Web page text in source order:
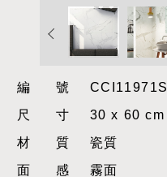
編號CCI11971S
尺寸30 x 60 cm
材質瓷質
面感霧面